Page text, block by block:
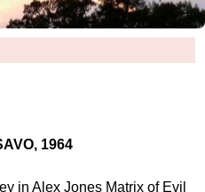
1964
in Alex Jones Matrix of Evil